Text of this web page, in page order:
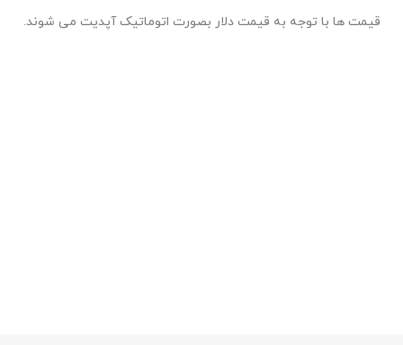
قیمت ها با توجه به قیمت دلار بصورت اتوماتیک آپدیت می شوند.